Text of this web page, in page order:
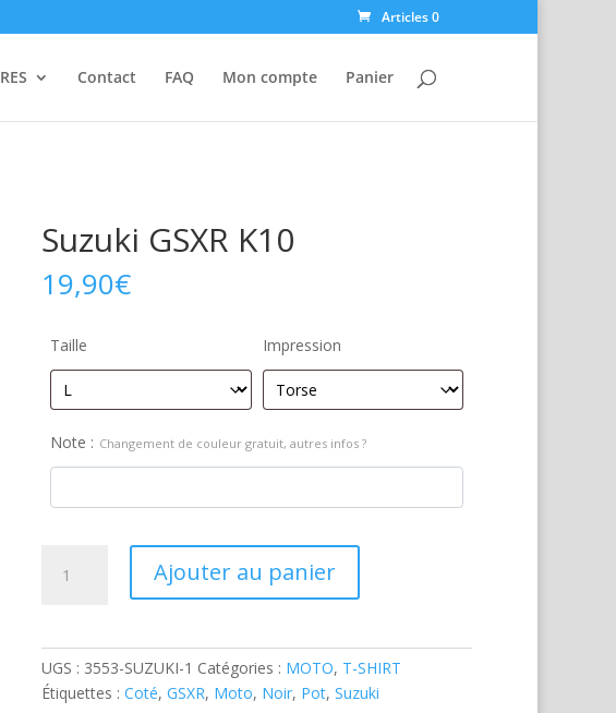
Articles 0
Contact FAQ Mon compte Panier
Suzuki GSXR K10
19,90€
Taille Impression
Note : Changement de couleur gratuit, autres infos ?
Ajouter au panier
UGS : 3553-SUZUKI-1 Catégories : MOTO, T-SHIRT
Étiquettes :Coté,GSXR, Moto, Noir, Pot,Suzuki